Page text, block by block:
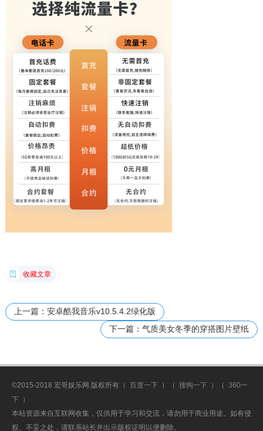
收藏文章
上一篇：安卓酷我音乐v10.5.4.2绿化版
下一篇：气质美女冬季的穿搭图片壁纸
©2015-2018 宏哥娱乐网.版权所有（ 百度一下 ）（ 搜狗一下 ）（ 360一
下 ）
本站资源来自互联网收集，仅供用于学习和交流，请勿用于商业用途。如有侵
权、不妥之处，请联系站长并出示版权证明以便删除。